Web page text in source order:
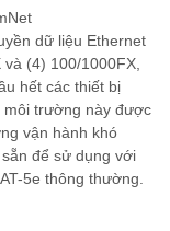
dữ liệu Ethernet
(4) 100/1000FX,
hết các thiết bị
môi trường này được
vận hành khó
để sử dụng với
5e thông thường.